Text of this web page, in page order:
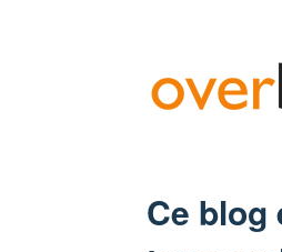
Ce blog